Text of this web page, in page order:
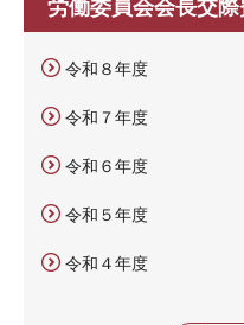
労働委員会会長交
令和８年度
令和７年度
令和６年度
令和５年度
令和４年度